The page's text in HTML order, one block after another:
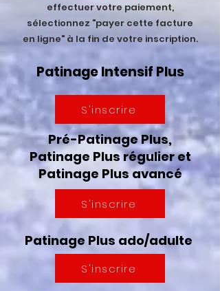
effectuer votre paiement,
sélectionnez "payer cette facture
en ligne" à la fin de votre inscription.
​Patinage Intensif Plus
S'inscrire
Pré-Patinage Plus,
Patinage Plus régulier et
Patinage Plus avancé
S'inscrire
Patinage Plus ado/adulte
S'inscrire